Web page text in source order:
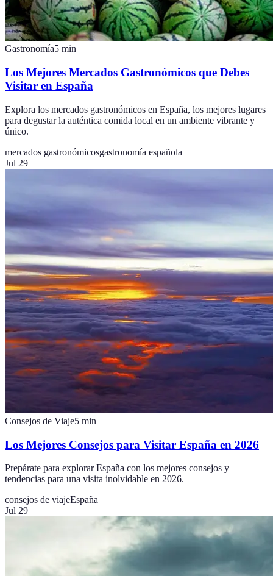
Gastronomía5 min
Los Mejores Mercados Gastronómicos que Debes
Visitar en España
Explora los mercados gastronómicos en España, los mejores lugares
para degustar la auténtica comida local en un ambiente vibrante y
único.
mercados gastronómicosgastronomía española
Jul 29
Consejos de Viaje5 min
Los Mejores Consejos para Visitar España en 2026
Prepárate para explorar España con los mejores consejos y
tendencias para una visita inolvidable en 2026.
consejos de viajeEspaña
Jul 29